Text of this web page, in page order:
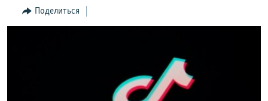
Вернутся
МИГРАНТ МЕДИА
Поделиться